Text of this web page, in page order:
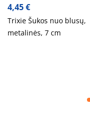
4,45€
Trixie Šukos nuo blusų,
metalinės, 7 cm